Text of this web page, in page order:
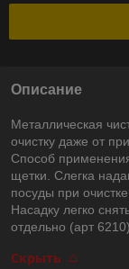
Описание
Металлическая
очистку даже от
Способ
щетки. Слегка
посуды при
Насадку легко
отдельно (арт 6210)
Скрыть